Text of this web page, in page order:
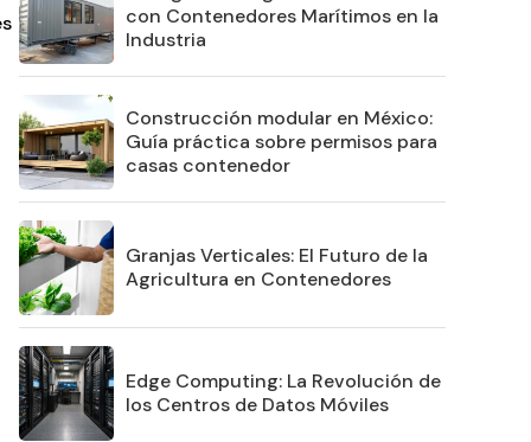
con Contenedores Marítimos en la
Industria
Construcción modular en México:
Guía práctica sobre permisos para
casas contenedor
Granjas Verticales: El Futuro de la
Agricultura en Contenedores
Edge Computing: La Revolución de
los Centros de Datos Móviles